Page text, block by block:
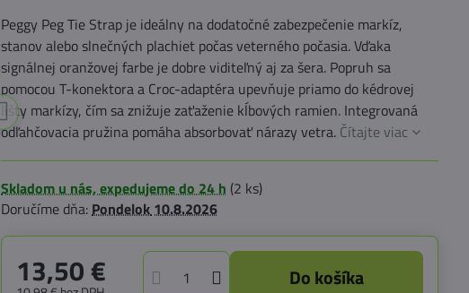
Peggy Peg Tie Strap je ideálny na dodatočné zabezpečenie markíz,
stanov alebo slnečných plachiet počas veterného počasia. Vďaka
signálnej oranžovej farbe je dobre viditeľný aj za šera. Popruh sa
pomocou T-konektora a Croc-adaptéra upevňuje priamo do kédrovej
lišty markízy, čím sa znižuje zaťaženie kĺbových ramien. Integrovaná
odľahčovacia pružina pomáha absorbovať nárazy vetra. Čítajte viac
Skladom u nás, expedujeme do 24 h (2 ks)
Doručíme dňa:Pondelok10.8.2026
13,50 € Do košíka